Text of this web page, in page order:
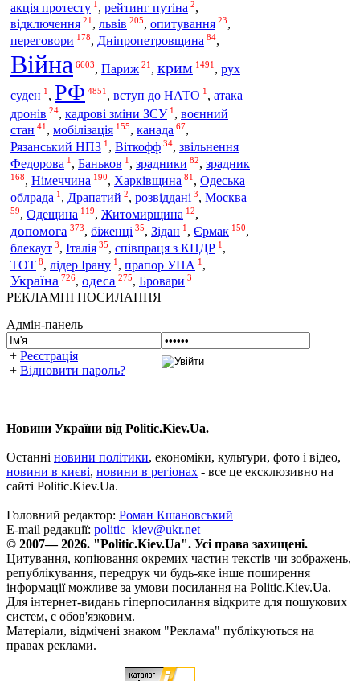
акція протесту 1 , рейтинг путіна 2,
відключення 21 , львів 205, опитування 23,
переговори 178, Дніпропетровщина 84,
Війна 6603, Париж 21 , крим 1491 , рух
суден 1 , РФ 4851 , вступ до НАТО 1 , атака
дронів 24, кадрові зміни ЗСУ 1 , воєнний
стан 41 , мобілізація 155, канада 67,
Рязанський НПЗ 1 , Віткофф 34, звільнення
Федорова 1 , Баньков 1 , зрадники 82, зрадник
168, Німеччина 190, Харківщина 81 , Одеська
облрада 1 , Драпатий 2, розвіддані 3, Москва
59, Одещина 119, Житомирщина 12,
допомога 373, біженці 35, Зідан 1 , Єрмак 150,
блекаут 3, Італія 35, співпраця з КНДР 1 ,
ТОТ 8, лідер Ірану 1 , прапор УПА 1 ,
Україна 726, одеса 275, Бровари 3
РЕКЛАМНІ ПОСИЛАННЯ
Адмін-панель
+ Реєстрація
+ Відновити пароль?
Новини України від Politic.Kiev.Ua.
Останні новини політики, економіки, культури, фото і відео,
новини в києві, новини в регіонах - все це ексклюзивно на
сайті Politic.Kiev.Ua.
Головний редактор: Роман Кшановський
E-mail редакції: politic_kiev@ukr.net
© 2007— 2026. "Politic.Kiev.Ua". Усі права захищені.
Цитування, копіювання окремих частин текстів чи зображень,
републікування, передрук чи будь-яке інше поширення
інформації можливе за умови посилання на Politic.Kiev.Ua.
Для інтернет-видань гіперпосилання відкрите для пошукових
систем, є обов'язковим.
Матеріали, відмічені знаком "Реклама" публікуються на
правах реклами.